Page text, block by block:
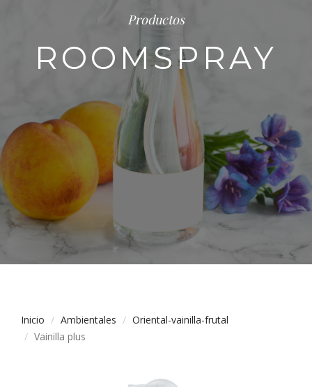
Productos
ROOMSPRAY
Inicio Ambientales
Oriental-vainilla-frutal
Vainilla plus